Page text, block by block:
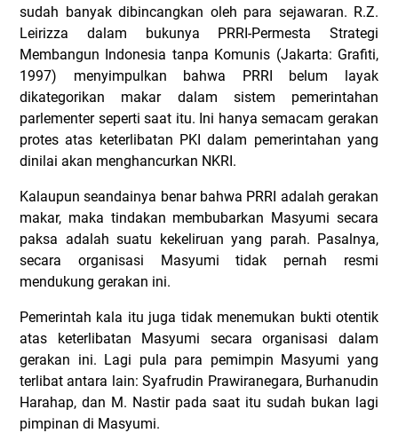
sudah banyak dibincangkan oleh para sejawaran. R.Z.
Leirizza dalam bukunya PRRI-Permesta Strategi
Membangun Indonesia tanpa Komunis (Jakarta: Grafiti,
1997) menyimpulkan bahwa PRRI belum layak
dikategorikan makar dalam sistem pemerintahan
parlementer seperti saat itu. Ini hanya semacam gerakan
protes atas keterlibatan PKI dalam pemerintahan yang
dinilai akan menghancurkan NKRI.
Kalaupun seandainya benar bahwa PRRI adalah gerakan
makar, maka tindakan membubarkan Masyumi secara
paksa adalah suatu kekeliruan yang parah. Pasalnya,
secara organisasi Masyumi tidak pernah resmi
mendukung gerakan ini.
Pemerintah kala itu juga tidak menemukan bukti otentik
atas keterlibatan Masyumi secara organisasi dalam
gerakan ini. Lagi pula para pemimpin Masyumi yang
terlibat antara lain: Syafrudin Prawiranegara, Burhanudin
Harahap, dan M. Nastir pada saat itu sudah bukan lagi
pimpinan di Masyumi.